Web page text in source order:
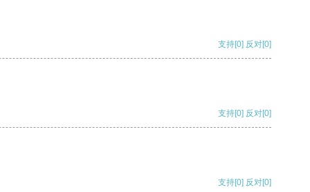
支持[0] 反对[0]
支持[0] 反对[0]
支持[0] 反对[0]